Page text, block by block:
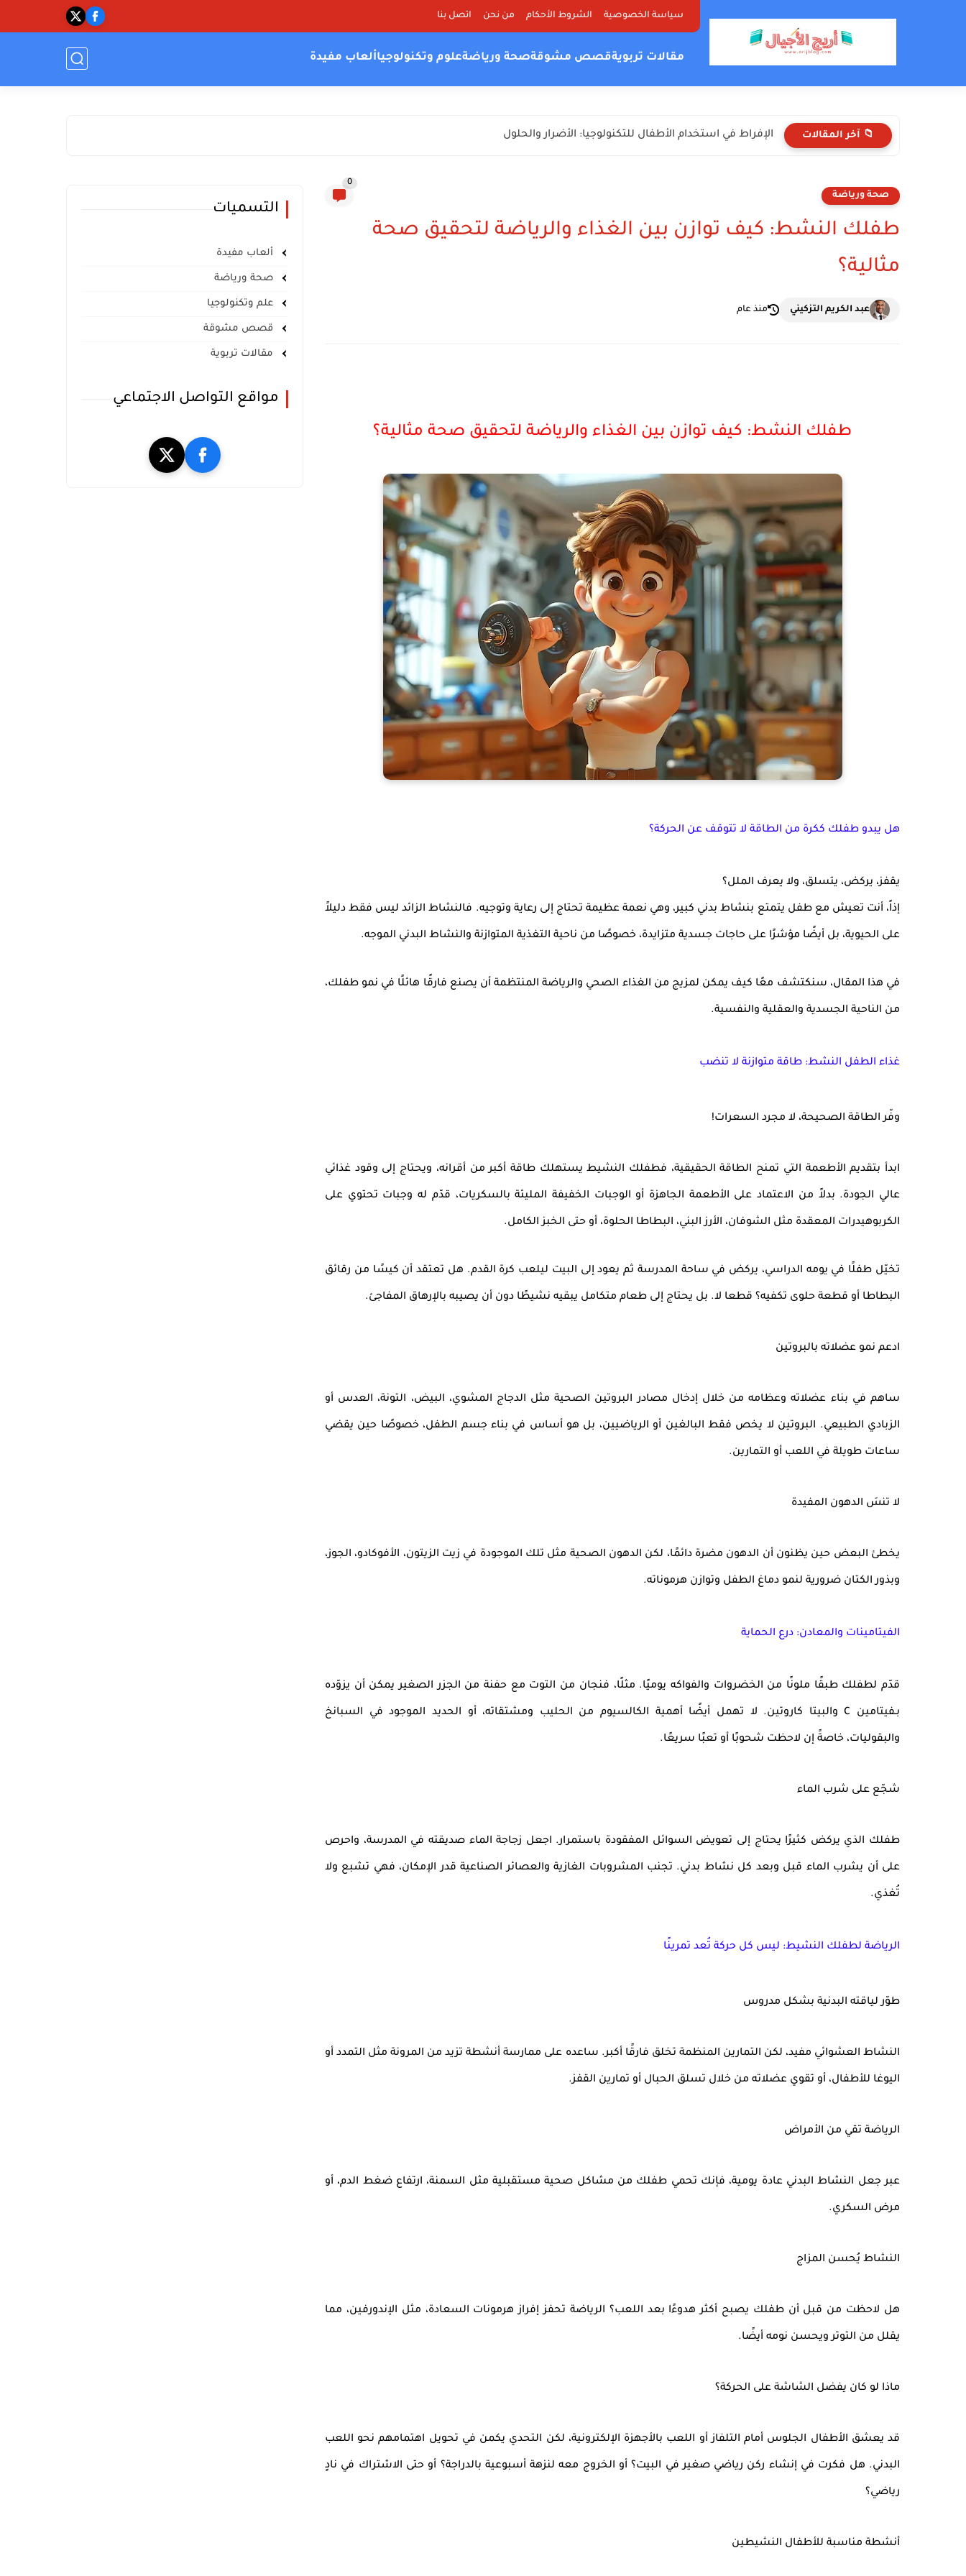
سياسة الخصوصية الشروط الأحكام من نحن اتصل بنا
مقالات تربويةقصص مشوقةصحة ورياضةعلوم وتكنولوجياألعاب مفيدة
📁 آخر المقالات الإفراط في استخدام الأطفال للتكنولوجيا: الأضرار والحلول
صحة ورياضة
0
طفلك النشط: كيف توازن بين الغذاء والرياضة لتحقيق صحة
مثالية؟
عبد الكريم التزكيني منذ عام
طفلك النشط: كيف توازن بين الغذاء والرياضة لتحقيق صحة مثالية؟
هل يبدو طفلك ككرة من الطاقة لا تتوقف عن الحركة؟
يقفز، يركض، يتسلق، ولا يعرف الملل؟
إذاً، أنت تعيش مع طفل يتمتع بنشاط بدني كبير، وهي نعمة عظيمة تحتاج إلى رعاية وتوجيه. فالنشاط الزائد ليس فقط دليلاً
على الحيوية، بل أيضًا مؤشرًا على حاجات جسدية متزايدة، خصوصًا من ناحية التغذية المتوازنة والنشاط البدني الموجه.
في هذا المقال، سنكتشف معًا كيف يمكن لمزيج من الغذاء الصحي والرياضة المنتظمة أن يصنع فارقًا هائلًا في نمو طفلك،
من الناحية الجسدية والعقلية والنفسية.
غذاء الطفل النشط: طاقة متوازنة لا تنضب
وفّر الطاقة الصحيحة، لا مجرد السعرات!
ابدأ بتقديم الأطعمة التي تمنح الطاقة الحقيقية، فطفلك النشيط يستهلك طاقة أكبر من أقرانه، ويحتاج إلى وقود غذائي
عالي الجودة. بدلاً من الاعتماد على الأطعمة الجاهزة أو الوجبات الخفيفة المليئة بالسكريات، قدّم له وجبات تحتوي على
الكربوهيدرات المعقدة مثل الشوفان، الأرز البني، البطاطا الحلوة، أو حتى الخبز الكامل.
تخيّل طفلًا في يومه الدراسي، يركض في ساحة المدرسة ثم يعود إلى البيت ليلعب كرة القدم. هل تعتقد أن كيسًا من رقائق
البطاطا أو قطعة حلوى تكفيه؟ قطعا لا. بل يحتاج إلى طعام متكامل يبقيه نشيطًا دون أن يصيبه بالإرهاق المفاجئ.
ادعم نمو عضلاته بالبروتين
ساهم في بناء عضلاته وعظامه من خلال إدخال مصادر البروتين الصحيةمثل الدجاج المشوي، البيض، التونة، العدس أو
الزبادي الطبيعي. البروتين لا يخص فقط البالغين أو الرياضيين، بل هو أساس في بناء جسم الطفل، خصوصًا حين يقضي
ساعات طويلة في اللعب أو التمارين.
لا تنسَ الدهون المفيدة
يخطئ البعض حين يظنون أن الدهون مضرة دائمًا، لكن الدهون الصحية مثل تلك الموجودة في زيت الزيتون، الأفوكادو، الجوز،
وبذور الكتان ضرورية لنمو دماغ الطفل وتوازن هرموناته.
الفيتامينات والمعادن: درع الحماية
قدّم لطفلك طبقًا ملونًا من الخضروات والفواكه يوميًا. مثلًا، فنجان من التوت مع حفنة من الجزر الصغير يمكن أن يزوّده
بـفيتامين C والبيتا كاروتين. لا تهمل أيضًا أهمية الكالسيوم من الحليب ومشتقاته، أو الحديد الموجود في السبانخ
والبقوليات، خاصةً إن لاحظت شحوبًا أو تعبًا سريعًا.
شجّع على شرب الماء
طفلك الذي يركض كثيرًا يحتاج إلى تعويض السوائل المفقودة باستمرار. اجعل زجاجة الماء صديقته في المدرسة، واحرص
على أن يشرب الماء قبل وبعد كل نشاط بدني. تجنب المشروبات الغازية والعصائر الصناعية قدر الإمكان، فهي تشبع ولا
تُغذي.
الرياضة لطفلك النشيط: ليس كل حركة تُعد تمرينًا
طوّر لياقته البدنية بشكل مدروس
النشاط العشوائي مفيد، لكن التمارين المنظمة تخلق فارقًا أكبر. ساعده على ممارسة أنشطة تزيد من المرونةمثل التمدد أو
اليوغا للأطفال، أو تقوي عضلاته من خلال تسلق الحبال أو تمارين القفز.
الرياضة تقي من الأمراض
عبر جعل النشاط البدني عادة يومية، فإنك تحمي طفلك من مشاكل صحية مستقبلية مثل السمنة، ارتفاع ضغط الدم، أو
مرض السكري.
النشاط يُحسن المزاج
هل لاحظت من قبل أن طفلك يصبح أكثر هدوءًا بعد اللعب؟ الرياضة تحفز إفراز هرمونات السعادة، مثل الإندورفين، مما
يقلل من التوتر ويحسن نومه أيضًا.
ماذا لو كان يفضل الشاشة على الحركة؟
قد يعشق الأطفال الجلوس أمام التلفاز أو اللعب بالأجهزة الإلكترونية، لكن التحدي يكمن في تحويل اهتمامهم نحو اللعب
البدني. هل فكرت في إنشاء ركن رياضي صغير في البيت؟ أو الخروج معه لنزهة أسبوعية بالدراجة؟ أو حتى الاشتراك في نادٍ
رياضي؟
أنشطة مناسبة للأطفال النشيطين
التسميات
ألعاب مفيدة
صحة ورياضة
علم وتكنولوجيا
قصص مشوقة
مقالات تربوية
مواقع التواصل الاجتماعي